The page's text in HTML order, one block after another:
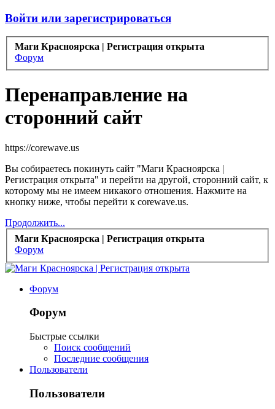
Войти или зарегистрироваться
Маги Красноярска | Регистрация открыта
Форум
Перенаправление на
сторонний сайт
https://corewave.us
Вы собираетесь покинуть сайт "Маги Красноярска |
Регистрация открыта" и перейти на другой, сторонний сайт, к
которому мы не имеем никакого отношения. Нажмите на
кнопку ниже, чтобы перейти к corewave.us.
Продолжить...
Маги Красноярска | Регистрация открыта
Форум
Форум
Форум
Быстрые ссылки
Поиск сообщений
Последние сообщения
Пользователи
Пользователи